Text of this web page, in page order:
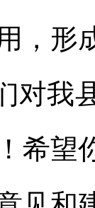
，形
对我
希望